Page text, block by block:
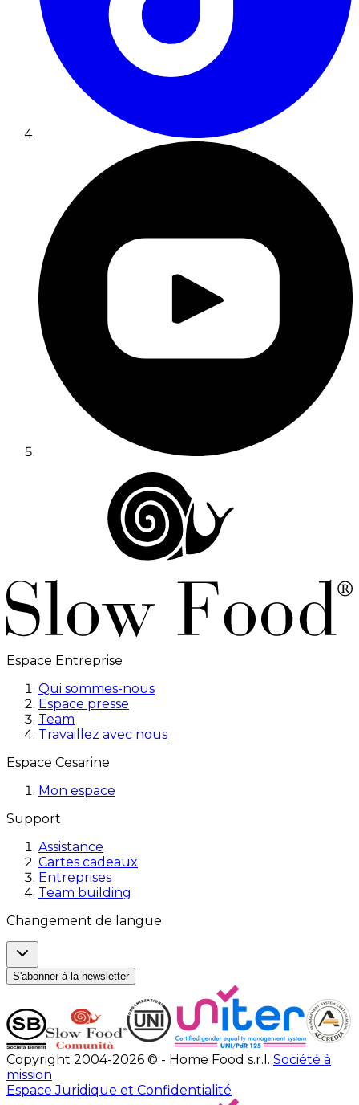
Espace Entreprise
Qui sommes-nous
Espace presse
Team
Travaillez avec nous
Espace Cesarine
Mon espace
Support
Assistance
Cartes cadeaux
Entreprises
Team building
Changement de langue
S'abonner à la newsletter
Copyright 2004-2026 © - Home Food s.r.l. Société à
mission
Espace Juridique et Confidentialité